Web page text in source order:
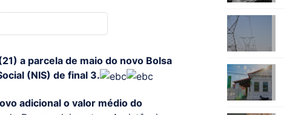
a parcela de maio do novo Bolsa
(NIS) de final 3.
adicional o valor médio do